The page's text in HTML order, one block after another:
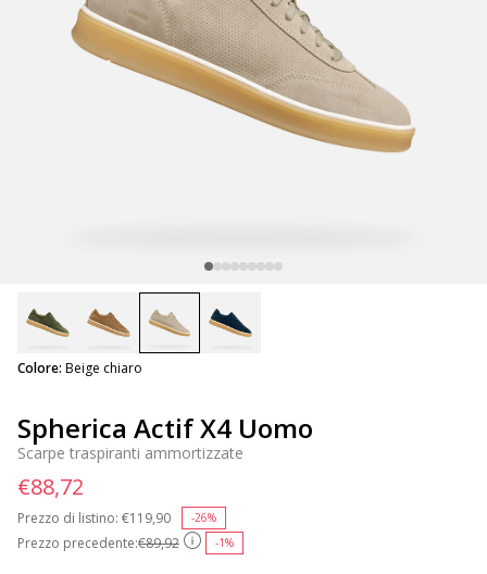
Spherica Actif X4 Uomo
Scarpe traspiranti ammortizzate
Prezzo precedente:€89,92 -1%
Prezzo di listino: Price reduced from
€119,90 -26%
€88,72
Colore: Beige chiaro